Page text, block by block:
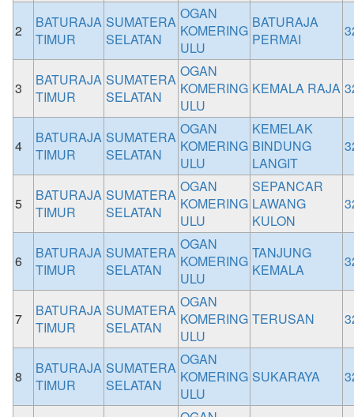
2
BATURAJA
TIMUR
SUMATERA
SELATAN
OGAN
KOMERING
ULU
BATURAJA
PERMAI
3
BATURAJA
TIMUR
SUMATERA
SELATAN
OGAN
KOMERING
ULU
KEMALA RAJA
4
BATURAJA
TIMUR
SUMATERA
SELATAN
OGAN
KOMERING
ULU
KEMELAK
BINDUNG
LANGIT
5
BATURAJA
TIMUR
SUMATERA
SELATAN
OGAN
KOMERING
ULU
SEPANCAR
LAWANG
KULON
6
BATURAJA
TIMUR
SUMATERA
SELATAN
OGAN
KOMERING
ULU
TANJUNG
KEMALA
7
BATURAJA
TIMUR
SUMATERA
SELATAN
OGAN
KOMERING
ULU
TERUSAN
8
BATURAJA
TIMUR
SUMATERA
SELATAN
OGAN
KOMERING
ULU
SUKARAYA